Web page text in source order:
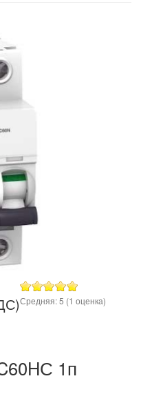
Средняя:5 (1 оценка)
1п